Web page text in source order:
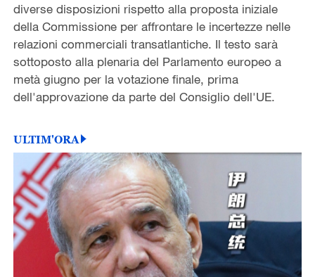
diverse disposizioni rispetto alla proposta iniziale
della Commissione per affrontare le incertezze nelle
relazioni commerciali transatlantiche. Il testo sarà
sottoposto alla plenaria del Parlamento europeo a
metà giugno per la votazione finale, prima
dell'approvazione da parte del Consiglio dell'UE.
ULTIM'ORA